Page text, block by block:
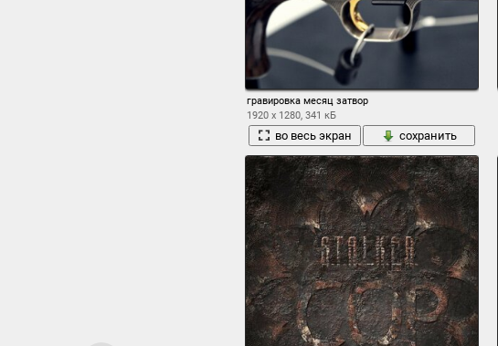
гравировка месяц затвор
1920 x 1280, 341 кБ
во весь экран сохранить